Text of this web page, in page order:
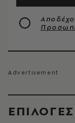
EΠΙΛΟΓΈΣ